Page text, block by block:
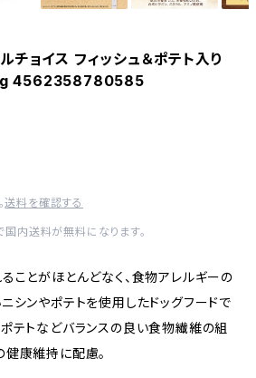
チョイス フィッシュ＆ポテト入り
4562358780585
送料を確認する
内送料が無料になります。
ことがほとんどなく、食物アレルギーの
シンやポテトを使用したドッグフードで
テトなどバランスの良い食物繊維の組
健康維持に配慮。